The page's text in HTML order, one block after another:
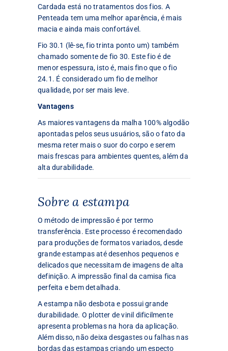
Cardada está no tratamentos dos fios. A
Penteada tem uma melhor aparência, é mais
macia e ainda mais confortável.
Fio 30.1 (lê-se, fio trinta ponto um) também
chamado somente de fio 30. Este fio é de
menor espessura, isto é, mais fino que o fio
24.1. É considerado um fio de melhor
qualidade, por ser mais leve.
Vantagens
As maiores vantagens da malha 100% algodão
apontadas pelos seus usuários, são o fato da
mesma reter mais o suor do corpo e serem
mais frescas para ambientes quentes, além da
alta durabilidade.
Sobre a estampa
O método de impressão é por termo
transferência. Este processo é recomendado
para produções de formatos variados, desde
grande estampas até desenhos pequenos e
delicados que necessitam de imagens de alta
definição. A impressão final da camisa fica
perfeita e bem detalhada.
A estampa não desbota e possui grande
durabilidade. O plotter de vinil dificilmente
apresenta problemas na hora da aplicação.
Além disso, não deixa desgastes ou falhas nas
bordas das estampas criando um especto